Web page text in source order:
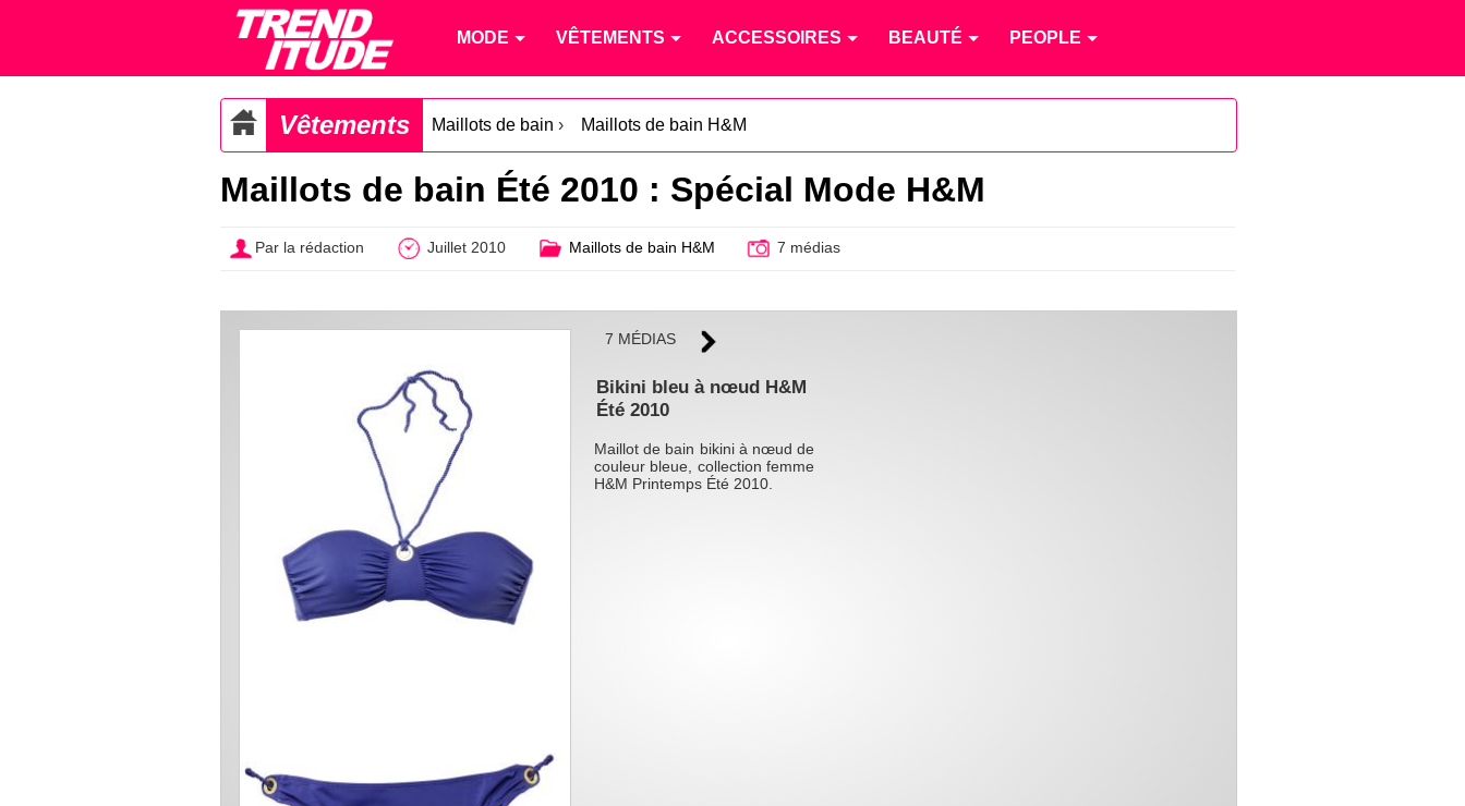
MODE VÊTEMENTS ACCESSOIRES BEAUTÉ PEOPLE
Vêtements Maillots de bain › Maillots de bain H&M
Maillots de bain Été 2010 : Spécial Mode H&M
Par la rédaction Juillet 2010 Maillots de bain H&M 7 médias
7 MÉDIAS
Bikini bleu à nœud H&M
Été 2010
Maillot de bain bikini à nœud de
couleur bleue, collection femme
H&M Printemps Été 2010.